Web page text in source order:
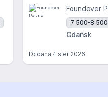
Foundever
7 500-8 500
Gdańsk
Dodana 4 sier 2026